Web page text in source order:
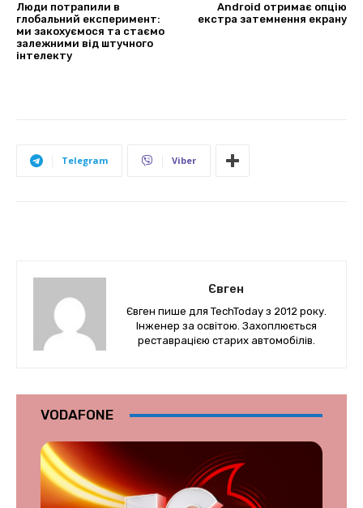
Люди потрапили в
глобальний експеримент:
ми закохуємося та стаємо
залежними від штучного
інтелекту
Android отримає опцію
екстра затемнення екрану
Telegram Viber
Євген
Євген пише для TechToday з 2012 року.
Інженер за освітою. Захоплюється
реставрацією старих автомобілів.
VODAFONE